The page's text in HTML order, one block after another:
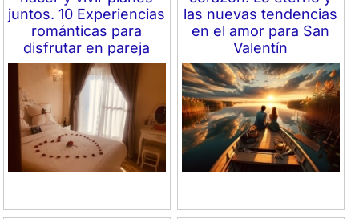
juntos. 10 Experiencias
románticas para
disfrutar en pareja
las nuevas tendencias
en el amor para San
Valentín